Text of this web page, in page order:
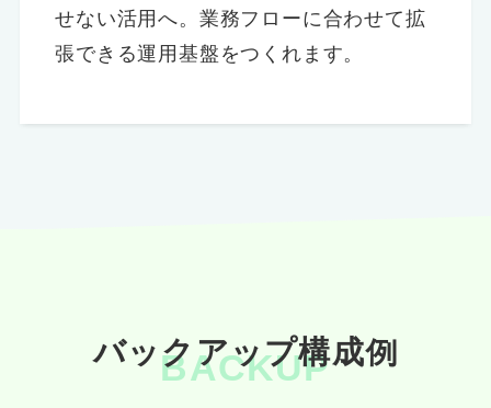
せない活用へ。業務フローに合わせて拡
張できる運用基盤をつくれます。
BACKUP
バックアップ構成例